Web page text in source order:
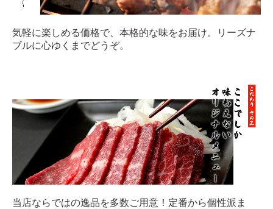
気軽に楽しめる価格で、本格的な味をお届け。リーズナ
ブルに心ゆくまでどうぞ。
当店ならではの逸品を多数ご用意！定番から個性派ま